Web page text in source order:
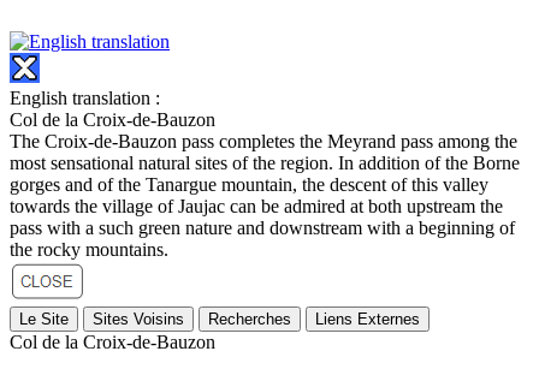
English translation :
Col de la Croix-de-Bauzon
The Croix-de-Bauzon pass completes the Meyrand pass among the
most sensational natural sites of the region. In addition of the Borne
gorges and of the Tanargue mountain, the descent of this valley
towards the village of Jaujac can be admired at both upstream the
pass with a such green nature and downstream with a beginning of
the rocky mountains.
Le Site Sites Voisins Recherches Liens Externes
Col de la Croix-de-Bauzon